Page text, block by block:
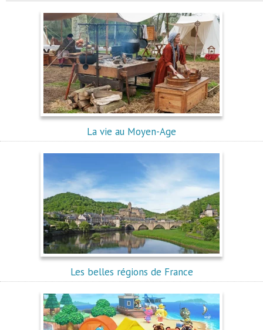
La vie au Moyen-Age
Les belles régions de France